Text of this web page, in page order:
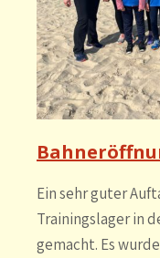
Ein sehr guter
Trainingslager in
gemacht. Es